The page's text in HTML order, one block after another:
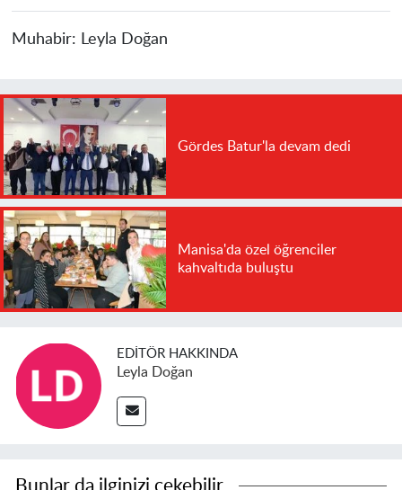
Muhabir: Leyla Doğan
Gördes Batur'la devam dedi
Manisa'da özel öğrenciler
kahvaltıda buluştu
EDITÖR HAKKINDA
Leyla Doğan
Bunlar da ilginizi çekebilir